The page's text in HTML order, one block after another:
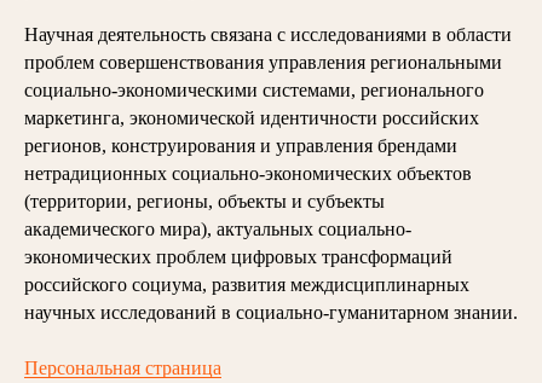
Научная деятельность связана с исследованиями в области
проблем совершенствования управления региональными
социально-экономическими системами, регионального
маркетинга, экономической идентичности российских
регионов, конструирования и управления брендами
нетрадиционных социально-экономических объектов
(территории, регионы, объекты и субъекты
академического мира), актуальных социально-
экономических проблем цифровых трансформаций
российского социума, развития междисциплинарных
научных исследований в социально-гуманитарном знании.
Персональная страница